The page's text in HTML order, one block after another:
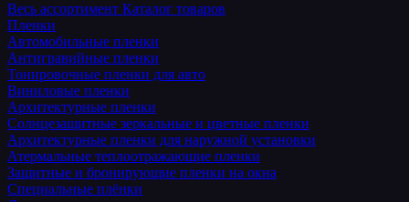
Весь ассортимент Каталог товаров
Пленки
Автомобильные пленки
Антигравийные пленки
Тонировочные пленки для авто
Виниловые пленки
Архитектурные пленки
Солнцезащитные зеркальные и цветные пленки
Архитектурные пленки для наружной установки
Атермальные теплоотражающие пленки
Защитные и бронирующие пленки на окна
Специальные плёнки